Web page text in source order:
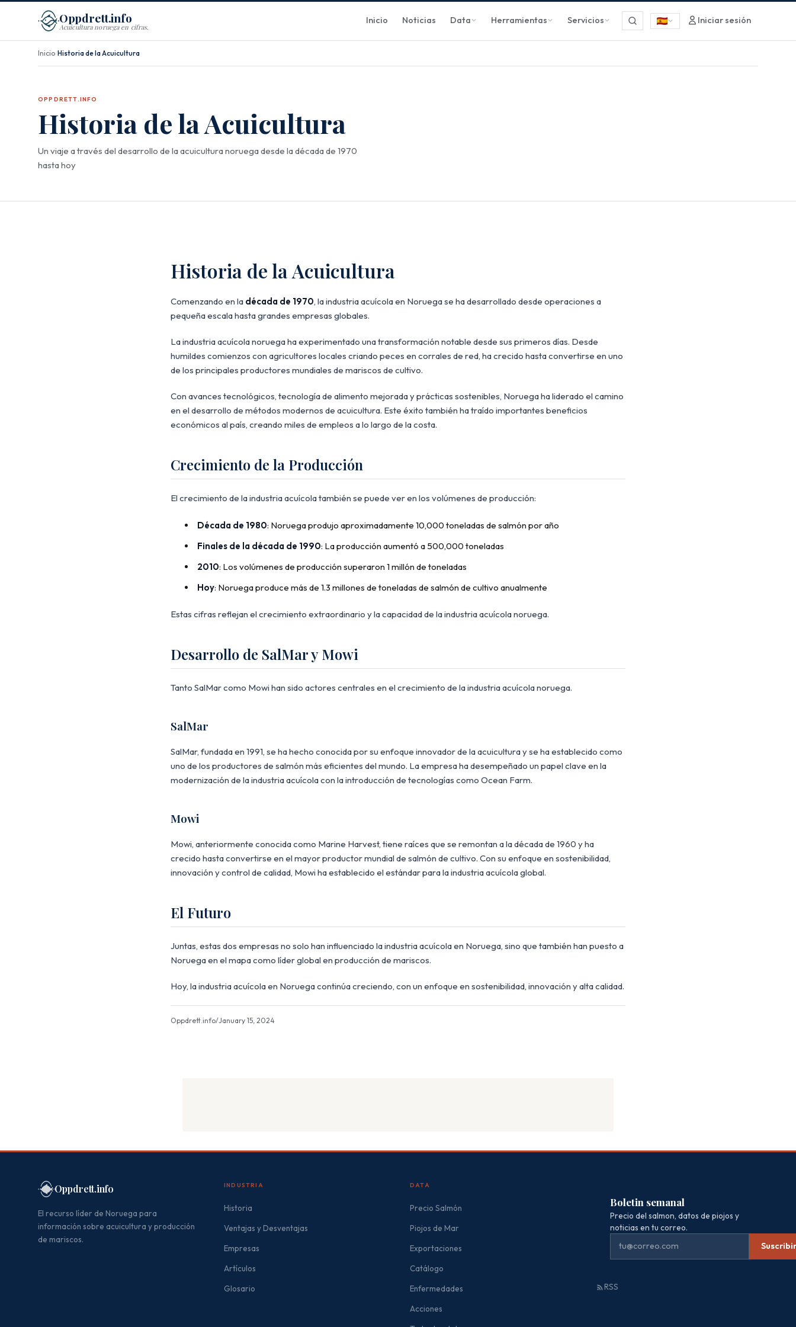
Oppdrett.info
Acuicultura noruega en cifras.
Inicio Noticias Data Herramientas Servicios Iniciar sesión
Inicio/Historia de la Acuicultura
OPPDRETT.INFO
Historia de la Acuicultura
Un viaje a través del desarrollo de la acuicultura noruega desde la década de 1970
hasta hoy
Historia de la Acuicultura
Comenzando en la década de 1970, la industria acuícola en Noruega se ha desarrollado desde operaciones a
pequeña escala hasta grandes empresas globales.
La industria acuícola noruega ha experimentado una transformación notable desde sus primeros días. Desde
humildes comienzos con agricultores locales criando peces en corrales de red, ha crecido hasta convertirse en uno
de los principales productores mundiales de mariscos de cultivo.
Con avances tecnológicos, tecnología de alimento mejorada y prácticas sostenibles, Noruega ha liderado el camino
en el desarrollo de métodos modernos de acuicultura. Este éxito también ha traído importantes beneficios
económicos al país, creando miles de empleos a lo largo de la costa.
Crecimiento de la Producción
El crecimiento de la industria acuícola también se puede ver en los volúmenes de producción:
Década de 1980: Noruega produjo aproximadamente 10,000 toneladas de salmón por año
Finales de la década de 1990: La producción aumentó a 500,000 toneladas
2010: Los volúmenes de producción superaron 1 millón de toneladas
Hoy: Noruega produce más de 1.3 millones de toneladas de salmón de cultivo anualmente
Estas cifras reflejan el crecimiento extraordinario y la capacidad de la industria acuícola noruega.
Desarrollo de SalMar y Mowi
Tanto SalMar como Mowi han sido actores centrales en el crecimiento de la industria acuícola noruega.
SalMar
SalMar, fundada en 1991, se ha hecho conocida por su enfoque innovador de la acuicultura y se ha establecido como
uno de los productores de salmón más eficientes del mundo. La empresa ha desempeñado un papel clave en la
modernización de la industria acuícola con la introducción de tecnologías como Ocean Farm.
Mowi
Mowi, anteriormente conocida como Marine Harvest, tiene raíces que se remontan a la década de 1960 y ha
crecido hasta convertirse en el mayor productor mundial de salmón de cultivo. Con su enfoque en sostenibilidad,
innovación y control de calidad, Mowi ha establecido el estándar para la industria acuícola global.
El Futuro
Juntas, estas dos empresas no solo han influenciado la industria acuícola en Noruega, sino que también han puesto a
Noruega en el mapa como líder global en producción de mariscos.
Hoy, la industria acuícola en Noruega continúa creciendo, con un enfoque en sostenibilidad, innovación y alta calidad.
Oppdrett.info/January 15, 2024
Oppdrett.info
El recurso líder de Noruega para
información sobre acuicultura y producción
de mariscos.
INDUSTRIA
Historia
Ventajas y Desventajas
Empresas
Artículos
Glosario
DATA
Precio Salmón
Piojos de Mar
Exportaciones
Catálogo
Enfermedades
Acciones
Boletin semanal
Precio del salmon, datos de piojos y
noticias en tu correo.
RSS